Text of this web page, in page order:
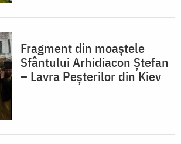
Fragment din moaștele
Sfântului Arhidiacon Ștefan
– Lavra Peșterilor din Kiev